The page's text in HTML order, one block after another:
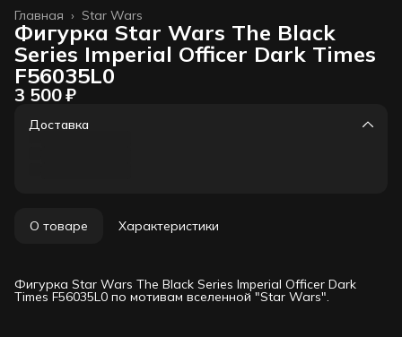
Star Wars
Главная ›
Фигурка Star Wars The Black
Series Imperial Officer Dark Times
F56035L0
3 500 ₽
Доставка
О товаре Характеристики
Фигурка Star Wars The Black Series Imperial Officer Dark
Times F56035L0 по мотивам вселенной "Star Wars".